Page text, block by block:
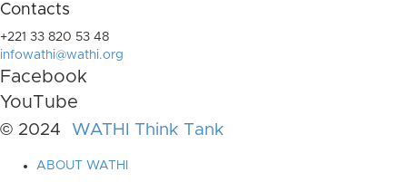
Contacts
+221 33 820 53 48
infowathi@wathi.org
Facebook
YouTube
© 2024 WATHI Think Tank
ABOUT WATHI